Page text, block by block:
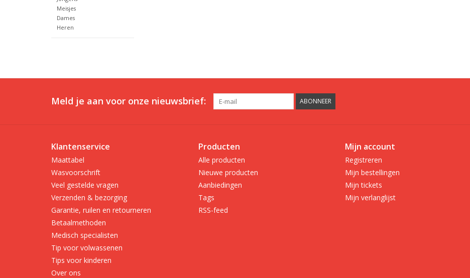
Meisjes
Dames
Heren
Meld je aan voor onze nieuwsbrief: ABONNEER
Klantenservice
Maattabel
Wasvoorschrift
Veel gestelde vragen
Verzenden & bezorging
Garantie, ruilen en retourneren
Betaalmethoden
Medisch specialisten
Tip voor volwassenen
Tips voor kinderen
Over ons
Producten
Alle producten
Nieuwe producten
Aanbiedingen
Tags
RSS-feed
Mijn account
Registreren
Mijn bestellingen
Mijn tickets
Mijn verlanglijst